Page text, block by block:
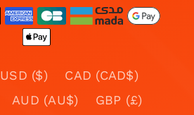
USD ($)
CAD (CAD$)
AUD (AU$)
GBP (£)